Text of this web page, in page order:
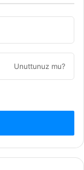
Unuttunuz mu?